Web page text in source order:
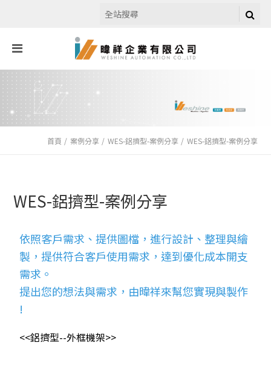
首頁 案例分享 WES-鋁擠型-案例分享 WES-鋁擠型-案例分享
WES-鋁擠型-案例分享
依照客戶需求、提供圖檔，進行設計、整理與繪
製，提供符合客戶使用需求，達到優化成本開支
需求。
提出您的想法與需求，由暐祥來幫您實現與製作
!
<<鋁擠型--外框機架>>